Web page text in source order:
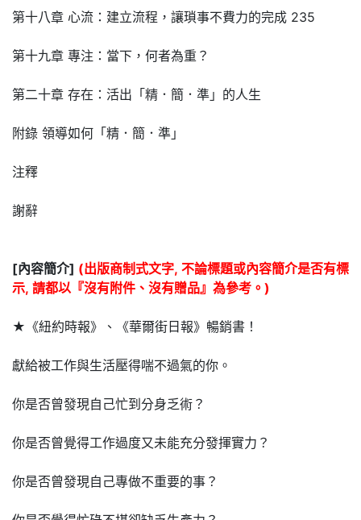
第十八章 心流：建立流程，讓瑣事不費力的完成 235
第十九章 專注：當下，何者為重？
第二十章 存在：活出「精．簡．準」的人生
附錄 領導如何「精．簡．準」
注釋
謝辭
[內容簡介] (出版商制式文字, 不論標題或內容簡介是否有標
示, 請都以『沒有附件、沒有贈品』為參考。)
★《紐約時報》、《華爾街日報》暢銷書！
獻給被工作與生活壓得喘不過氣的你。
你是否曾發現自己忙到分身乏術？
你是否曾覺得工作過度又未能充分發揮實力？
你是否曾發現自己專做不重要的事？